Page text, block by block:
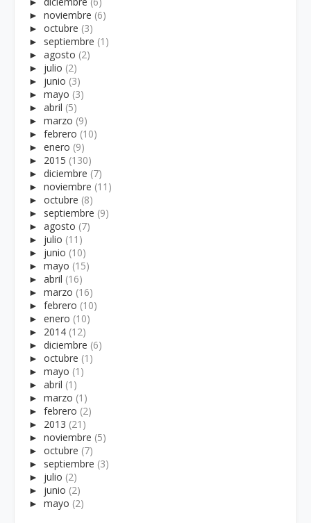
► noviembre (6)
► octubre (3)
► septiembre (1)
► agosto (2)
► julio (2)
► junio (3)
► mayo (3)
► abril (5)
► marzo (9)
► febrero (10)
► enero (9)
► 2015 (130)
► diciembre (7)
► noviembre (11)
► octubre (8)
► septiembre (9)
► agosto (7)
► julio (11)
► junio (10)
► mayo (15)
► abril (16)
► marzo (16)
► febrero (10)
► enero (10)
► 2014 (12)
► diciembre (6)
► octubre (1)
► mayo (1)
► abril (1)
► marzo (1)
► febrero (2)
► 2013 (21)
► noviembre (5)
► octubre (7)
► septiembre (3)
► julio (2)
► junio (2)
► mayo (2)